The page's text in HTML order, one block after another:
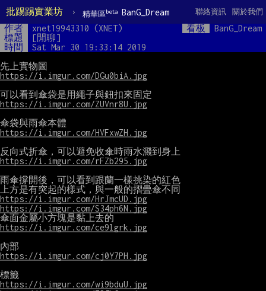
批踢踢實業坊 › 精華區beta BanG_Dream 關於我們
聯絡資訊
作者 xnet19943310 (XNET) 看板
BanG_Dream
標題
[閒聊]
時間
Sat Mar 30 19:33:14 2019
https://i.imgur.com/DGu0biA.jpg
https://i.imgur.com/ZUVnr8U.jpg
https://i.imgur.com/HVFxwZH.jpg
https://i.imgur.com/rFZb295.jpg
雨傘撐開後，可以看到跟蘭一樣挑染的紅色
https://i.imgur.com/HrJmcUD.jpg
https://i.imgur.com/S34ph6N.jpg
https://i.imgur.com/ce9lgrk.jpg
https://i.imgur.com/cj0Y7PH.jpg
https://i.imgur.com/wi9bduU.jpg